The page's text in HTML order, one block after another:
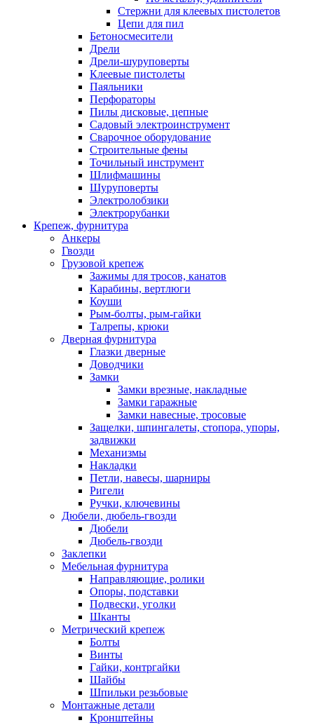
Стержни для клеевых пистолетов
Цепи для пил
Бетоносмесители
Дрели
Дрели-шуруповерты
Клеевые пистолеты
Паяльники
Перфораторы
Пилы дисковые, цепные
Садовый электроинструмент
Сварочное оборудование
Строительные фены
Точильный инструмент
Шлифмашины
Шуруповерты
Электролобзики
Электрорубанки
Крепеж, фурнитура
Анкеры
Гвозди
Грузовой крепеж
Зажимы для тросов, канатов
Карабины, вертлюги
Коуши
Рым-болты, рым-гайки
Талрепы, крюки
Дверная фурнитура
Глазки дверные
Доводчики
Замки
Замки врезные, накладные
Замки гаражные
Замки навесные, тросовые
Защелки, шпингалеты, стопора, упоры,
задвижки
Механизмы
Накладки
Петли, навесы, шарниры
Ригели
Ручки, ключевины
Дюбели, дюбель-гвозди
Дюбели
Дюбель-гвозди
Заклепки
Мебельная фурнитура
Направляющие, ролики
Опоры, подставки
Подвески, уголки
Шканты
Метрический крепеж
Болты
Винты
Гайки, контргайки
Шайбы
Шпильки резьбовые
Монтажные детали
Кронштейны